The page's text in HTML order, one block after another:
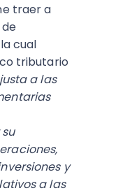
traer a
cual
tributario
a las
y
a las